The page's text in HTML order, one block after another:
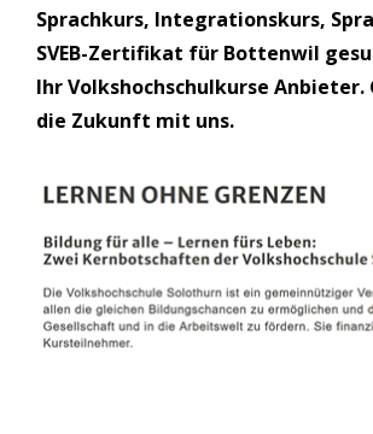
Sprachkurs, Integrationskurs,
SVEB-Zertifikat für Bottenwil
Ihr Volkshochschulkurse Anbieter.
die Zukunft mit uns.